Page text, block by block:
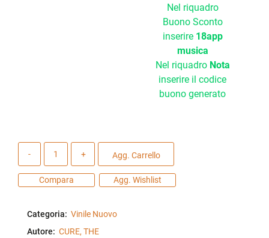
Nel riquadro
Buono Sconto
inserire 18app
musica
Nel riquadro Nota
inserire il codice
buono generato
Agg. Carrello
Compara Agg. Wishlist
Categoria: Vinile Nuovo
Autore: CURE, THE